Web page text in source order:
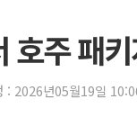
호주 패
: 2026년05월19일